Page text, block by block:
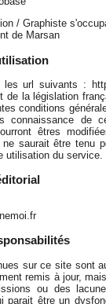
/ Graphiste
de Marsan
url suivants :
de la législation
conditions
connaissance de
êtres
saurait être tenu
utilisation du service.
sur ce site sont
remis à jour,
ou des
parait être un